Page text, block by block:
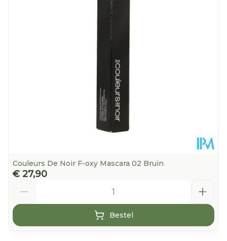
Vegan
(15°C - 25°C)
Couleurs De Noir F-oxy Mascara 02 Bruin
€ 27,90
Bestel